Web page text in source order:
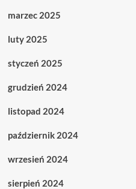
marzec 2025
luty 2025
styczeń 2025
grudzień 2024
listopad 2024
październik 2024
wrzesień 2024
sierpień 2024